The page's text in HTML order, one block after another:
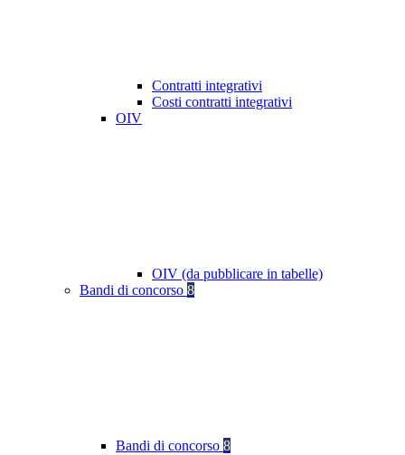
Contratti integrativi
Costi contratti integrativi
OIV
OIV (da pubblicare in tabelle)
Bandi di concorso 8
Bandi di concorso 8